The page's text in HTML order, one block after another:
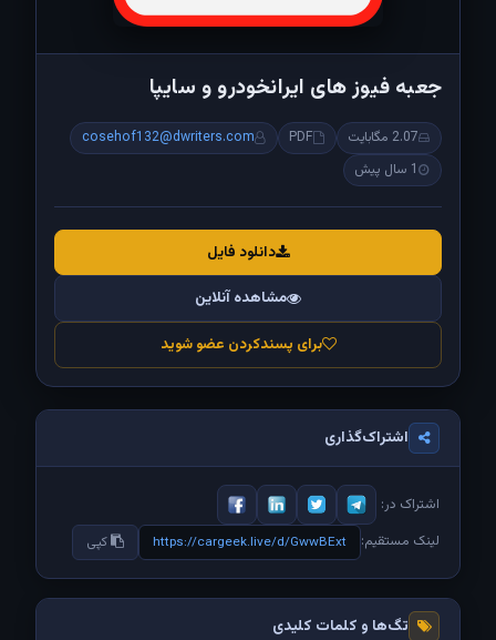
جعبه فیوز های ایرانخودرو و سایپا
2.07 مگابایت PDF
cosehof132@dwriters.com
1 سال پیش
دانلود فایل
مشاهده آنلاین
برای پسندکردن عضو شوید
اشتراک‌گذاری
اشتراک در:
لینک مستقیم: https://cargeek.live/d/GwwBExt کپی
تگ‌ها و کلمات کلیدی